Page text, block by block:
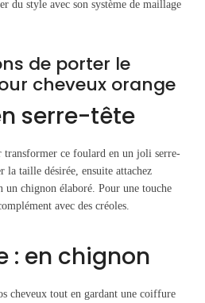
du style avec son système de maillage
de porter le
cheveux orange
serre-tête
transformer ce foulard en un joli serre-
la taille désirée, ensuite attachez
un chignon élaboré. Pour une touche
avec des créoles.
: en chignon
cheveux tout en gardant une coiffure